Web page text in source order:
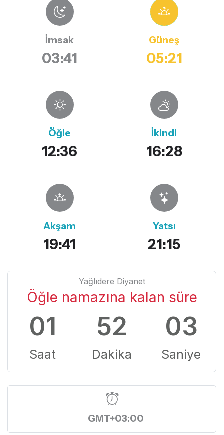
İmsak
03:41
Güneş
05:21
Öğle
12:36
İkindi
16:28
Akşam
19:41
Yatsı
21:15
Yağlıdere Diyanet
Öğle namazına kalan süre
01
Saat
52
Dakika
02
Saniye
GMT+03:00